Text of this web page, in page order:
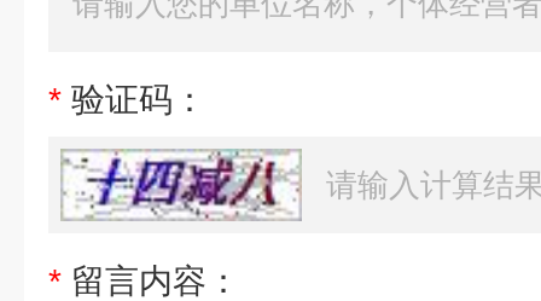
* 验证码：
* 留言内容：